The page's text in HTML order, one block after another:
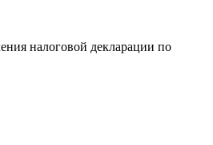
налоговой декларации по